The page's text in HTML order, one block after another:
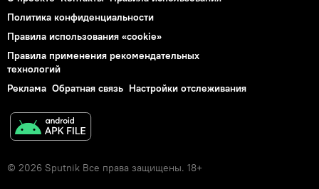
Политика конфиденциальности
Правила использования «cookie»
Правила применения рекомендательных
технологий
Реклама Обратная связь Настройки отслеживания
© 2026 Sputnik Все права защищены. 18+